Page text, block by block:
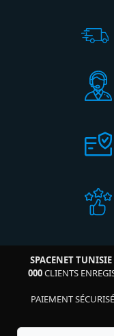
SPACENET TUNISIE
000CLIENTS
PAIEMENT SÉCURISÉ